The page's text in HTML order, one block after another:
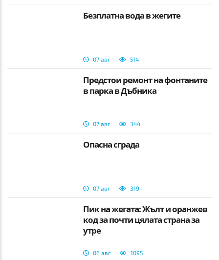
Безплатна вода в жегите
07 авг 514
Предстои ремонт на фонтаните
в парка в Дъбника
07 авг 344
Опасна сграда
07 авг 319
Пик на жегата: Жълт и оранжев
код за почти цялата страна за
утре
06 авг 1095